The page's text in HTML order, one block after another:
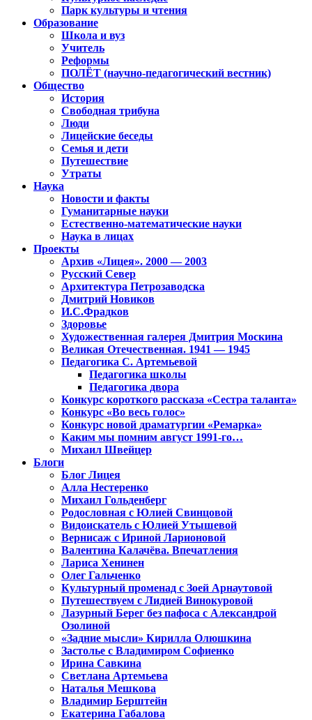
Парк культуры и чтения
Образование
Школа и вуз
Учитель
Реформы
ПОЛЁТ (научно-педагогический вестник)
Общество
История
Свободная трибуна
Люди
Лицейские беседы
Семья и дети
Путешествие
Утраты
Наука
Новости и факты
Гуманитарные науки
Естественно-математические науки
Наука в лицах
Проекты
Архив «Лицея». 2000 — 2003
Русский Север
Архитектура Петрозаводска
Дмитрий Новиков
И.С.Фрадков
Здоровье
Художественная галерея Дмитрия Москина
Великая Отечественная. 1941 — 1945
Педагогика С. Артемьевой
Педагогика школы
Педагогика двора
Конкурс короткого рассказа «Сестра таланта»
Конкурс «Во весь голос»
Конкурс новой драматургии «Ремарка»
Каким мы помним август 1991-го…
Михаил Швейцер
Блоги
Блог Лицея
Алла Нестеренко
Михаил Гольденберг
Родословная с Юлией Свинцовой
Видоискатель с Юлией Утышевой
Вернисаж с Ириной Ларионовой
Валентина Калачёва. Впечатления
Лариса Хенинен
Олег Гальченко
Культурный променад с Зоей Арнаутовой
Путешествуем с Лидией Винокуровой
Лазурный Берег без пафоса с Александрой
Озолиной
«Задние мысли» Кирилла Олюшкина
Застолье с Владимиром Софиенко
Ирина Савкина
Светлана Артемьева
Наталья Мешкова
Владимир Берштейн
Екатерина Габалова